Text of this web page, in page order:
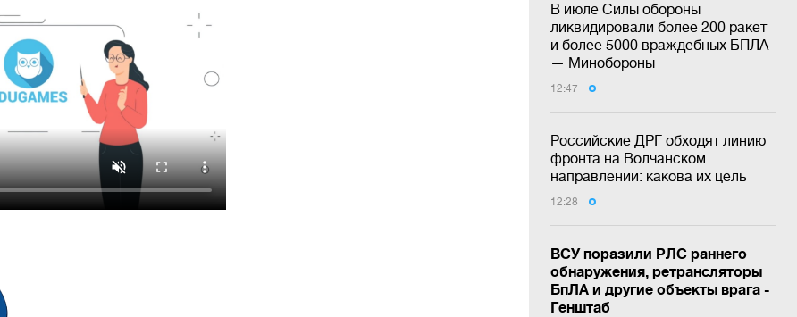
В июле Силы обороны
ликвидировали более 200 ракет
и более 5000 враждебных БПЛА
— Минобороны
12:47
Российские ДРГ обходят линию
фронта на Волчанском
направлении: какова их цель
12:28
ВСУ поразили РЛС раннего
обнаружения, ретрансляторы
БпЛА и другие объекты врага -
Генштаб